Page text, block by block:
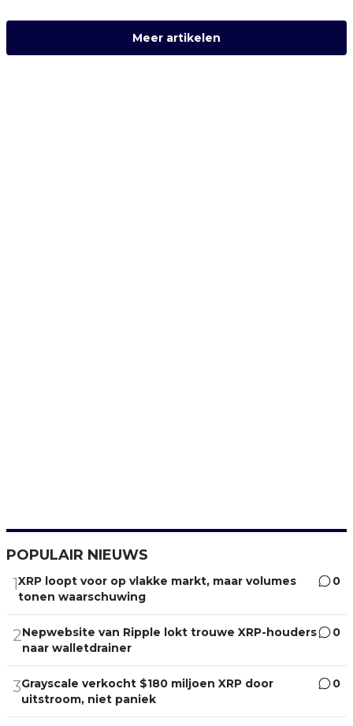
Meer artikelen
POPULAIR NIEUWS
1XRP loopt voor op vlakke markt, maar volumes
tonen waarschuwing
0
2Nepwebsite van Ripple lokt trouwe XRP-houders
naar walletdrainer
0
3Grayscale verkocht $180 miljoen XRP door
uitstroom, niet paniek
0